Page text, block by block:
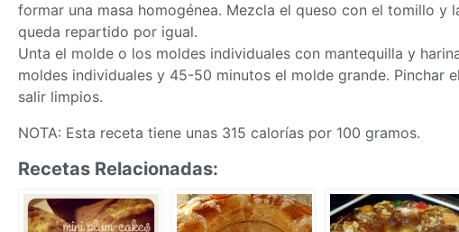
formar una masa homogénea. Mezcla el queso con el tomillo y
queda repartido por igual.
Unta el molde o los moldes individuales con mantequilla y
moldes individuales y 45-50 minutos el molde grande. Pinchar
salir limpios.
NOTA: Esta receta tiene unas 315 calorías por 100 gramos.
Recetas Relacionadas: